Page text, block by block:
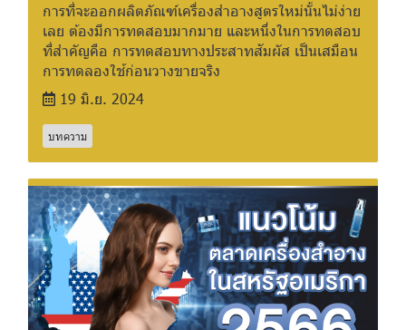
การที่จะออกผลิตภัณฑ์เครื่องสำอางสูตรใหม่นั้นไม่ง่าย
เลย ต้องมีการทดสอบมากมาย และหนึ่งในการทดสอบ
ที่สำคัญคือ การทดสอบทางประสาทสัมผัส เป็นเสมือน
การทดลองใช้ก่อนวางขายจริง
19 มิ.ย. 2024
บทความ